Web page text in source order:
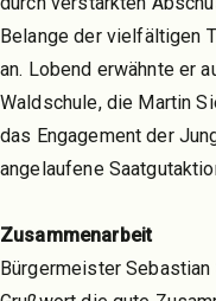
Belange der vielfältigen
an. Lobend erwähnte er
Waldschule, die Martin
das Engagement der
angelaufene
Zusammenarbeit
Bürgermeister